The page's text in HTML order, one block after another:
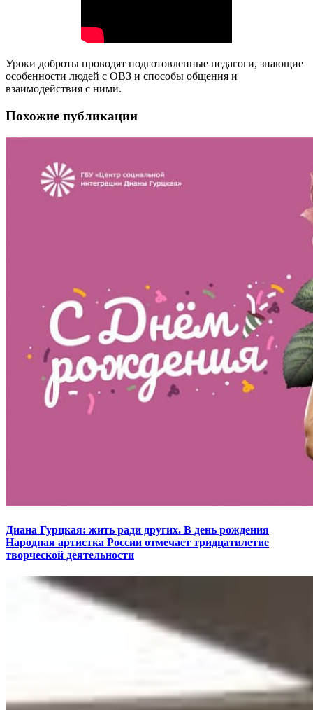
Уроки доброты проводят подготовленные педагоги, знающие
особенности людей с ОВЗ и способы общения и
взаимодействия с ними.
Похожие публикации
Диана Гурцкая: жить ради других. В день рождения
Народная артистка России отмечает тридцатилетие
творческой деятельности